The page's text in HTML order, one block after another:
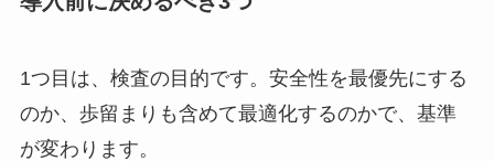
1つ目は、検査の目的です。安全性を最優先にする
のか、歩留まりも含めて最適化するのかで、基準
が変わります。